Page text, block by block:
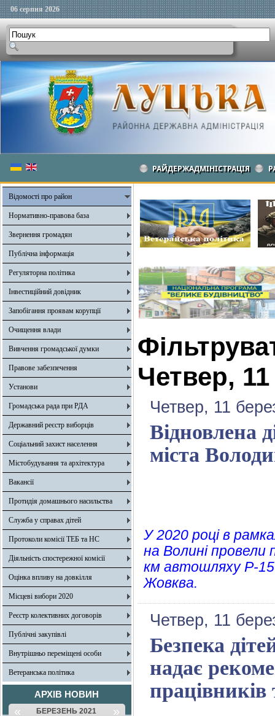
06 серпня 2026
РАЙДЕРЖАДМІНІСТРАЦІЯ
Відомості про район
Нормативно-правова база
Звернення громадян
Публічна інформація
Регуляторна політика
Інвестиційний довідник
Запобігання проявам корупції
Очищення влади
Вивчення громадської думки
Правове забезпечення
Установи
Громадська рада при РДА
Державний реєстр виборців
Соціальний захист населення
Містобудування та архітектура
Вакансії
Протидія домашнього насильства
Служба у справах дітей
Протоколи комісії ТЕБ та НС
Діяльність спостережної комісії
Оцінка впливу на довкілля
Місцеві вибори 2020
Реєстр колективних договорів
Публічні закупівлі
Внутрішньо переміщені особи
Ветеранська політика
АРХІВ НОВИН
« БЕРЕЗЕНЬ 2021 »
Четвер,
Четвер, 11
Відновлена
міста
У 2020 році в
на Волині провели
км автошляху Р-
Жовква.
Четвер, 11
Безпека
надає
працівників